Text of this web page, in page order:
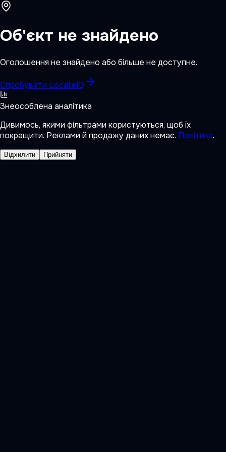
Об'єкт не знайдено
Оголошення не знайдено або більше не доступне.
Спробувати LocateIQ
Знеособлена аналітика
Дивимось, якими фільтрами користуються, щоб їх
покращити. Реклами й продажу даних немає. Політика.
Відхилити Прийняти